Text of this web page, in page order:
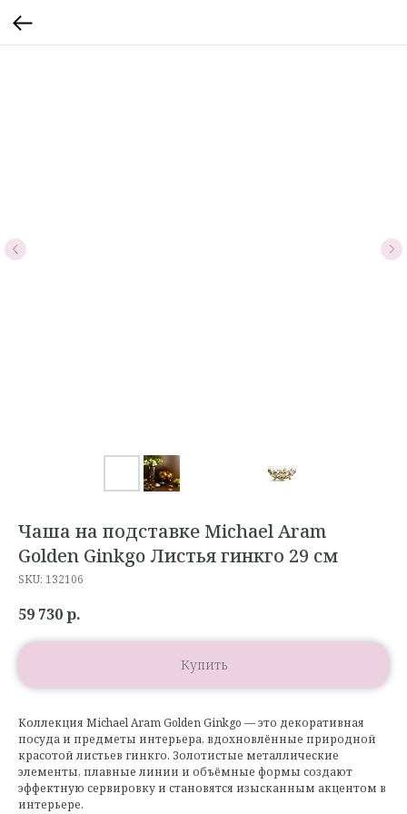
Чаша на подставке Michael Aram
Golden Ginkgo Листья гинкго 29 см
SKU: 132106
59 730р.
Купить
Коллекция Michael Aram Golden Ginkgo — это декоративная
посуда и предметы интерьера, вдохновлённые природной
красотой листьев гинкго. Золотистые металлические
элементы, плавные линии и объёмные формы создают
эффектную сервировку и становятся изысканным акцентом в
интерьере.